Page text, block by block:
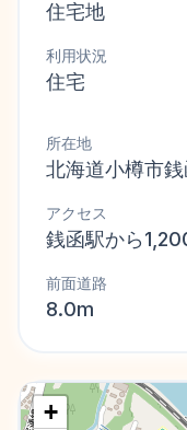
住宅地
利用状況
住宅
所在地
北海道小樽市
アクセス
銭函駅から
前面道路
8.0m
+